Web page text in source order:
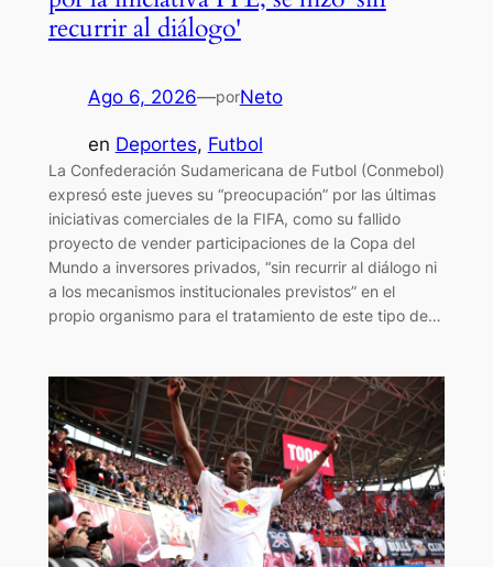
recurrir al diálogo'
Ago 6, 2026—porNeto
en Deportes, Futbol
La Confederación Sudamericana de Futbol (Conmebol)
expresó este jueves su “preocupación” por las últimas
iniciativas comerciales de la FIFA, como su fallido
proyecto de vender participaciones de la Copa del
Mundo a inversores privados, “sin recurrir al diálogo ni
a los mecanismos institucionales previstos” en el
propio organismo para el tratamiento de este tipo de…